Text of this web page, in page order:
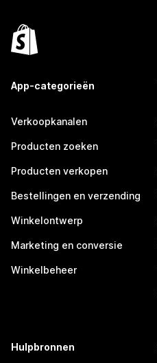
App-categorieën
Verkoopkanalen
Producten zoeken
Producten verkopen
Bestellingen en verzending
Winkelontwerp
Marketing en conversie
Winkelbeheer
Hulpbronnen